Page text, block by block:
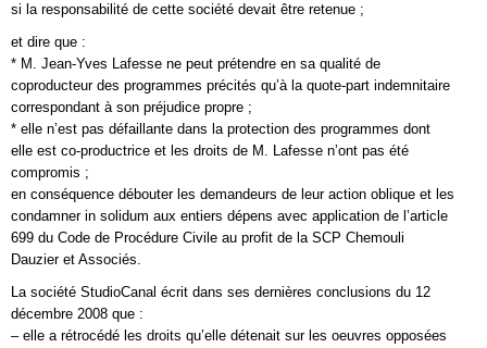
si la responsabilité de cette société devait être retenue ;
et dire que :
* M. Jean-Yves Lafesse ne peut prétendre en sa qualité de
coproducteur des programmes précités qu’à la quote-part indemnitaire
correspondant à son préjudice propre ;
* elle n’est pas défaillante dans la protection des programmes dont
elle est co-productrice et les droits de M. Lafesse n’ont pas été
compromis ;
en conséquence débouter les demandeurs de leur action oblique et les
condamner in solidum aux entiers dépens avec application de l’article
699 du Code de Procédure Civile au profit de la SCP Chemouli
Dauzier et Associés.
La société StudioCanal écrit dans ses dernières conclusions du 12
décembre 2008 que :
– elle a rétrocédé les droits qu’elle détenait sur les oeuvres opposées